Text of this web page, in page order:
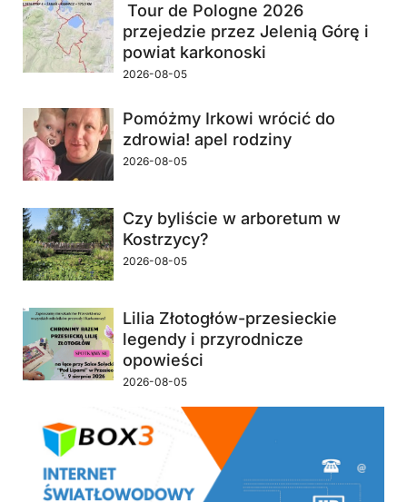
Tour de Pologne 2026
przejedzie przez Jelenią Górę i
powiat karkonoski
2026-08-05
Pomóżmy Irkowi wrócić do
zdrowia! apel rodziny
2026-08-05
Czy byliście w arboretum w
Kostrzycy?
2026-08-05
Lilia Złotogłów-przesieckie
legendy i przyrodnicze
opowieści
2026-08-05